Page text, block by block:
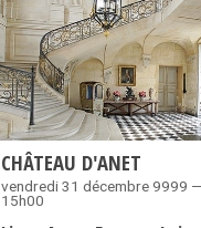
CHÂTEAU D'ANET
vendredi 31 décembre 9999
15h00